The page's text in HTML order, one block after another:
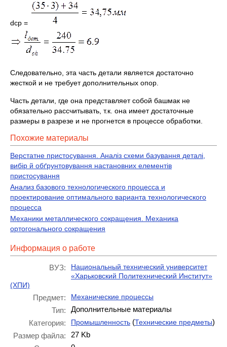
dср =
Следовательно, эта часть детали является достаточно
жесткой и не требует дополнительных опор.
Часть детали, где она представляет собой башмак не
обязательно рассчитывать, т.к. она имеет достаточные
размеры в разрезе и не прогнется в процессе обработки.
Похожие материалы
Верстатне пристосування. Аналіз схеми базування деталі,
вибір й обґрунтовування настановних елементів
пристосування
Анализ базового технологического процесса и
проектирование оптимального варианта технологического
процесса
Механики металлического сокращения. Механика
ортогонального сокращения
Информация о работе
ВУЗ:
Национальный технический университет
«Харьковский Политехнический Институт»
(ХПИ)
Предмет: Механические процессы
Тип:
Дополнительные материалы
Категория:
Промышленность (Технические предметы)
Размер файла:
27 Kb